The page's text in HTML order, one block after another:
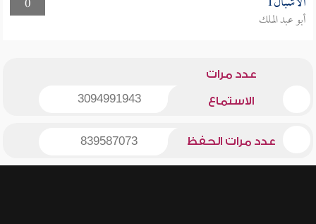
0
أبو عبد الملك
عدد مرات
الاستماع 3094991943
عدد مرات الحفظ 839587073